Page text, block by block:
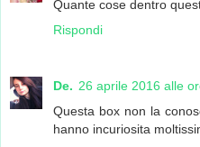
Quante cose dentro
Rispondi
De. 26 aprile 2016 alle
Questa box non la
hanno incuriosita